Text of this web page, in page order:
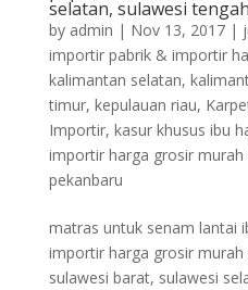
selatan, sulawesi tengah
by admin | Nov 13, 2017|
importir pabrik & importir
kalimantan selatan,
timur, kepulauan riau,
Importir, kasur khusus ibu
importir harga grosir
pekanbaru
matras untuk senam lantai
importir harga grosir
sulawesi barat, sulawesi